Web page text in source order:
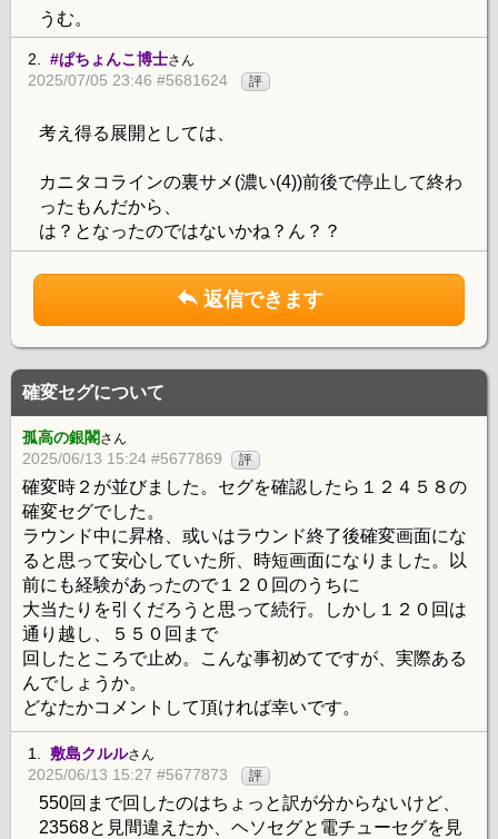
うむ。
2. #ぱちょんこ博士さん
2025/07/05 23:46 #5681624 評
考え得る展開としては、
カニタコラインの裏サメ(濃い(4))前後で停止して終わ
ったもんだから、
は？となったのではないかね？ん？？
返信できます
確変セグについて
孤高の銀閣さん
2025/06/13 15:24 #5677869 評
確変時２が並びました。セグを確認したら１２４５８の
確変セグでした。
ラウンド中に昇格、或いはラウンド終了後確変画面にな
ると思って安心していた所、時短画面になりました。以
前にも経験があったので１２０回のうちに
大当たりを引くだろうと思って続行。しかし１２０回は
通り越し、５５０回まで
回したところで止め。こんな事初めてですが、実際ある
んでしょうか。
どなたかコメントして頂ければ幸いです。
1. 敷島クルルさん
2025/06/13 15:27 #5677873 評
550回まで回したのはちょっと訳が分からないけど、
23568と見間違えたか、ヘソセグと電チューセグを見